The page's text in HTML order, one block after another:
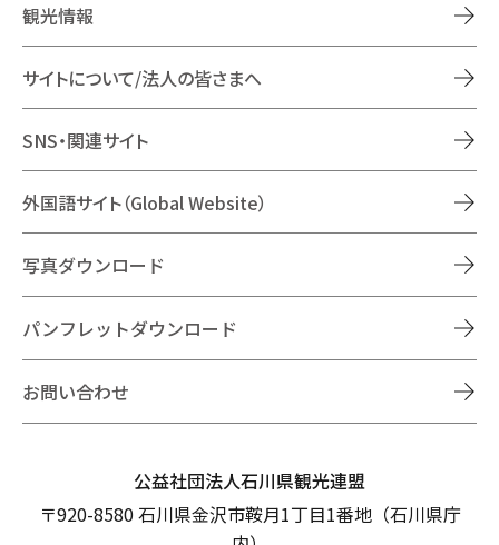
観光情報
サイトについて/法人の皆さまへ
SNS・関連サイト
外国語サイト（Global Website）
写真ダウンロード
パンフレットダウンロード
お問い合わせ
公益社団法人石川県観光連盟
〒920-8580 石川県金沢市鞍月1丁目1番地（石川県庁